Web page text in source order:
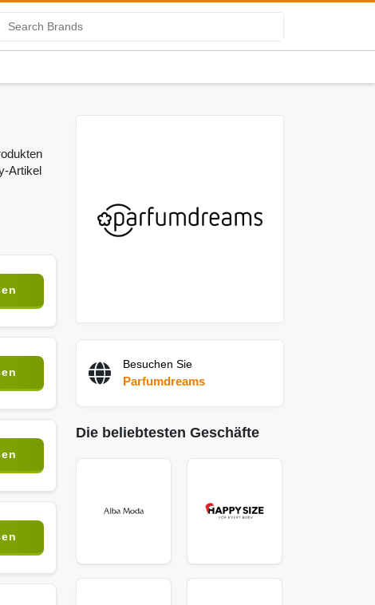
Artikel
Besuchen Sie
Parfumdreams
Die beliebtesten Geschäfte